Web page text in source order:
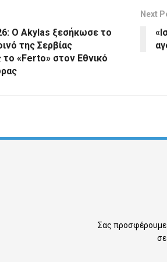
Ο Akylas ξεσήκωσε το
της Σερβίας
το «Ferto» στον Εθνικό
Next
Σας προσφέρουμε